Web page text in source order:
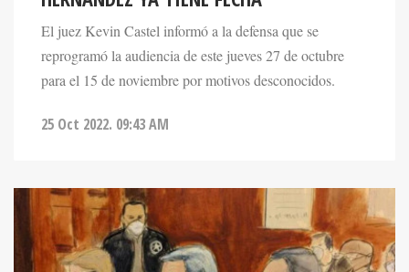
El juez Kevin Castel informó a la defensa que se
reprogramó la audiencia de este jueves 27 de octubre
para el 15 de noviembre por motivos desconocidos.
25 Oct 2022. 09:43 AM